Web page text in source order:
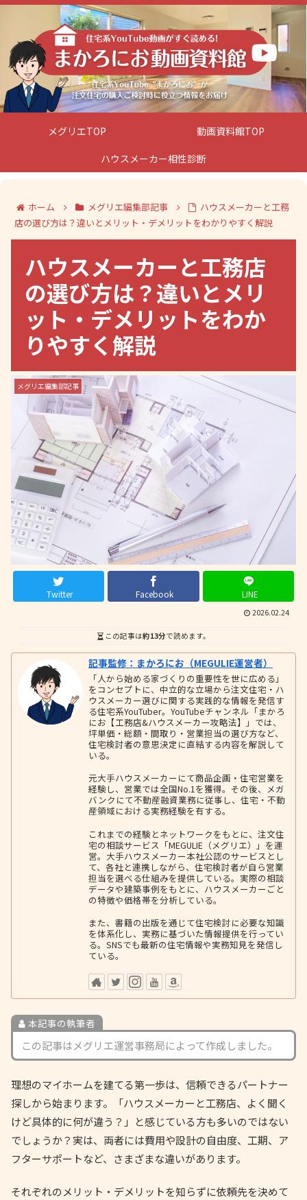
メグリエTOP
動画資料館TOP
ハウスメーカー相性診断
ホーム メグリエ編集部記事
ハウスメーカーと工務
店の選び方は？違いとメリット・デメリットをわかりやすく解説
ハウスメーカーと工務店
の選び方は？違いとメリ
ット・デメリットをわか
りやすく解説
メグリエ編集部記事
Twitter Facebook LINE
2026.02.24
この記事は約13分で読めます。
記事監修：まかろにお（MEGULIE運営者）
「人から始める家づくりの重要性を世に広める」
をコンセプトに、中立的な立場から注文住宅・ハ
ウスメーカー選びに関する実践的な情報を発信す
る住宅系YouTuber。YouTubeチャンネル「まかろ
にお【工務店&ハウスメーカー攻略法】」では、
坪単価・総額・間取り・営業担当の選び方など、
住宅検討者の意思決定に直結する内容を解説して
いる。
元大手ハウスメーカーにて商品企画・住宅営業を
経験し、営業では全国No.1を獲得。その後、メガ
バンクにて不動産融資業務に従事し、住宅・不動
産領域における実務経験を有する。
これまでの経験とネットワークをもとに、注文住
宅の相談サービス「MEGULIE（メグリエ）」を運
営。大手ハウスメーカー本社公認のサービスとし
て、各社と連携しながら、住宅検討者が自ら営業
担当を選べる仕組みを提供している。実際の相談
データや建築事例をもとに、ハウスメーカーごと
の特徴や価格帯を分析している。
また、書籍の出版を通じて住宅検討に必要な知識
を体系化し、実務に基づいた情報提供を行ってい
る。SNSでも最新の住宅情報や実務知見を発信し
ている。
本記事の執筆者
この記事はメグリエ運営事務局によって作成しました。
理想のマイホームを建てる第一歩は、信頼できるパートナー
探しから始まります。「ハウスメーカーと工務店、よく聞く
けど具体的に何が違う？」と感じている方も多いのではない
でしょうか？実は、両者には費用や設計の自由度、工期、ア
フターサポートなど、さまざまな違いがあります。
それぞれのメリット・デメリットを知らずに依頼先を決めて